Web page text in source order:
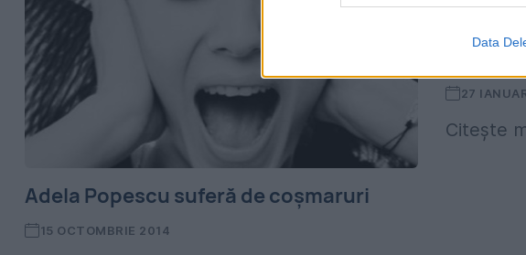
Data
Adela Popescu suferă de coșmaruri
15 OCTOMBRIE 2014
cu
27
Citește